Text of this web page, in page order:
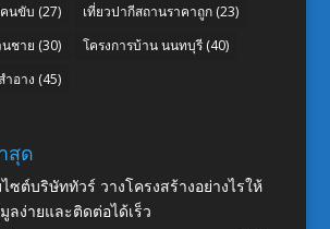
นขับ (27) เที่ยวปากีสถานราคาถูก(23)
ชาย (30) โครงการบ้าน นนทบุรี(40)
ำอาง (45)
สุด
ซต์บริษัททัวร์ วางโครงสร้างอย่างไรให้
ง่ายและติดต่อได้เร็ว